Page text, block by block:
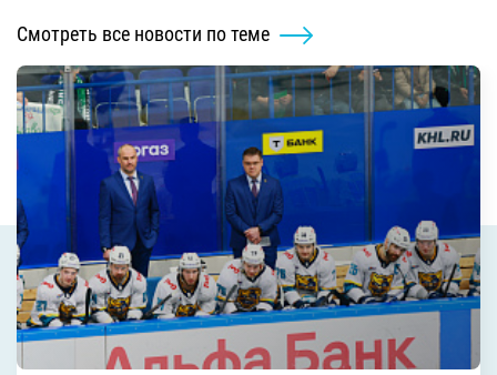
Смотреть все новости по теме